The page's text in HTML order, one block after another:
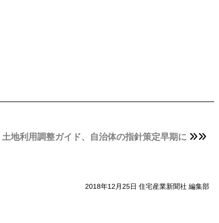
地利用調整ガイド、自治体の指針策定早期に
2018年12月25日 住宅産業新聞社 編集部